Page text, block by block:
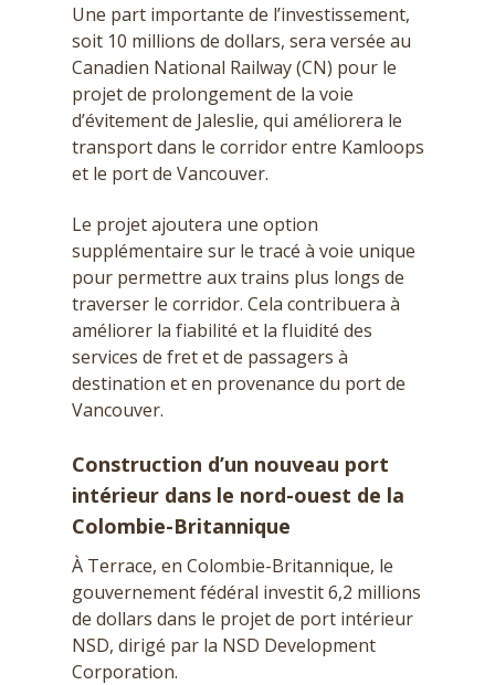
Une part importante de l’investissement,
soit 10 millions de dollars, sera versée au
Canadien National Railway (CN) pour le
projet de prolongement de la voie
d’évitement de Jaleslie, qui améliorera le
transport dans le corridor entre Kamloops
et le port de Vancouver.
Le projet ajoutera une option
supplémentaire sur le tracé à voie unique
pour permettre aux trains plus longs de
traverser le corridor. Cela contribuera à
améliorer la fiabilité et la fluidité des
services de fret et de passagers à
destination et en provenance du port de
Vancouver.
Construction d’un nouveau port
intérieur dans le nord-ouest de la
Colombie-Britannique
À Terrace, en Colombie-Britannique, le
gouvernement fédéral investit 6,2 millions
de dollars dans le projet de port intérieur
NSD, dirigé par la NSD Development
Corporation.